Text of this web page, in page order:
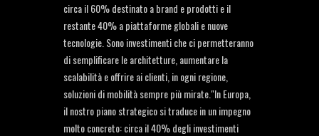
circa il 60% destinato a brand e prodotti e il
restante 40% a piattaforme globali e nuove
tecnologie. Sono investimenti che ci permetteranno
di semplificare le architetture, aumentare la
scalabilità e offrire ai clienti, in ogni regione,
soluzioni di mobilità sempre più mirate."In Europa,
il nostro piano strategico si traduce in un impegno
molto concreto: circa il 40% degli investimenti